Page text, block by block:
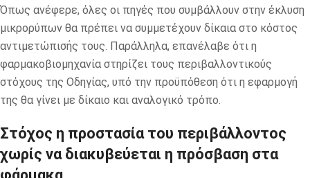
Όπως ανέφερε, όλες οι πηγές που συμβάλλουν στην έκλυση
μικρορύπων θα πρέπει να συμμετέχουν δίκαια στο κόστος
αντιμετώπισής τους. Παράλληλα, επανέλαβε ότι η
φαρμακοβιομηχανία στηρίζει τους περιβαλλοντικούς
στόχους της Οδηγίας, υπό την προϋπόθεση ότι η εφαρμογή
της θα γίνει με δίκαιο και αναλογικό τρόπο.
Στόχος η προστασία του περιβάλλοντος
χωρίς να διακυβεύεται η πρόσβαση στα